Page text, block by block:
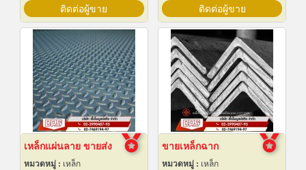
ติดต่อผู้ขาย ติดต่อผู้ขาย
เหล็กแผ่นลาย ขายส่ง
หมวดหมู่ : เหล็ก
ขายเหล็กฉาก
หมวดหมู่ : เหล็ก